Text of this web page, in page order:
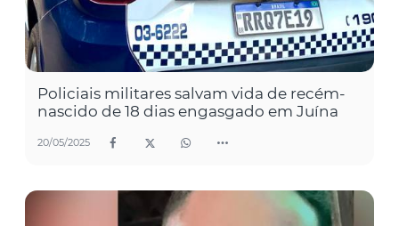
Policiais militares salvam vida de recém-
nascido de 18 dias engasgado em Juína
20/05/2025